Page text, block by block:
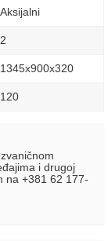
Aksijalni
2
1345х900х320
120
i drugoj
na +381 62 177-